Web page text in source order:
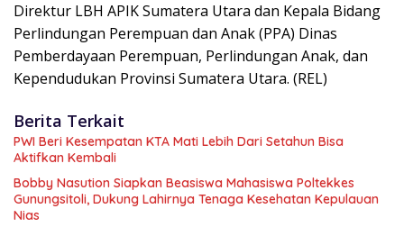
Direktur LBH APIK Sumatera Utara dan Kepala Bidang
Perlindungan Perempuan dan Anak (PPA) Dinas
Pemberdayaan Perempuan, Perlindungan Anak, dan
Kependudukan Provinsi Sumatera Utara. (REL)
Berita Terkait
PWI Beri Kesempatan KTA Mati Lebih Dari Setahun Bisa
Aktifkan Kembali
Bobby Nasution Siapkan Beasiswa Mahasiswa Poltekkes
Gunungsitoli, Dukung Lahirnya Tenaga Kesehatan Kepulauan
Nias